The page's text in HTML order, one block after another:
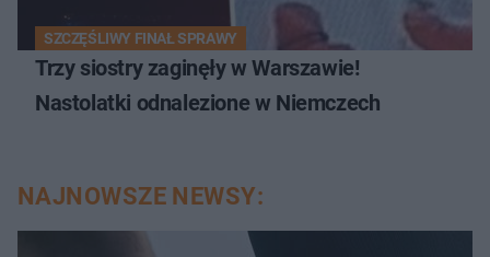
SZCZĘŚLIWY FINAŁ SPRAWY
Trzy siostry zaginęły w Warszawie!
Nastolatki odnalezione w Niemczech
NAJNOWSZE NEWSY: